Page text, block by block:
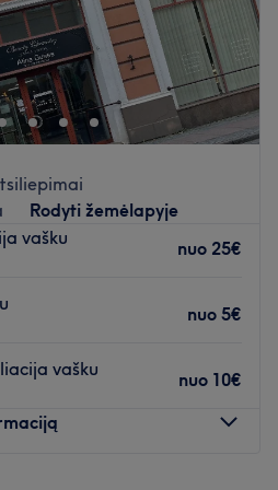
salono profilį
kad teiktų aukščiausios
ir poilsis - harmonija,
lankytojai.
pirmą kartą
nurodytu telefonu
salono profilį
Rodyti žemėlapyje
vašku
nuo 25€
nuo 5€
vašku
nuo 10€